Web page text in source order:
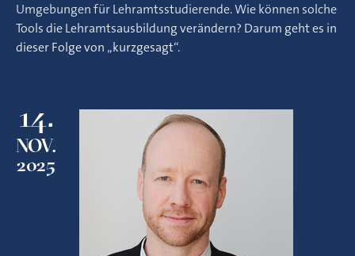
Umgebungen für Lehramtsstudierende. Wie können solche
Tools die Lehramtsausbildung verändern? Darum geht es in
dieser Folge von „kurzgesagt“.
14.
NOV.
2025